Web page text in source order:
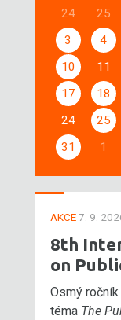
24 25
3
4
10
11
17
18
24
25
31
1
AKCE7. 9.
8th
on
Osmý
téma The